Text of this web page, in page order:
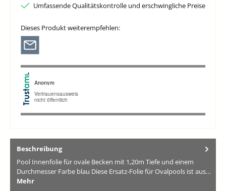
Umfassende Qualitätskontrolle und erschwingliche Preise
Dieses Produkt weiterempfehlen:
Beschreibung
Pool Innenfolie für ovale Becken mit 1,20m Tiefe und einem
Durchmesser Farbe blau Diese Ersatz-Folie für Ovalpools ist aus…
Mehr